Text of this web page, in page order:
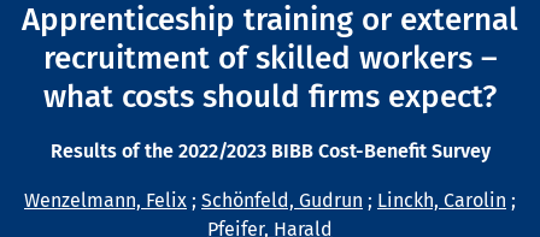
Apprenticeship training or external
recruitment of skilled workers –
what costs should firms expect?
Results of the 2022/2023 BIBB Cost-Benefit Survey
Wenzelmann, Felix ; Schönfeld, Gudrun ; Linckh, Carolin ;
Pfeifer, Harald